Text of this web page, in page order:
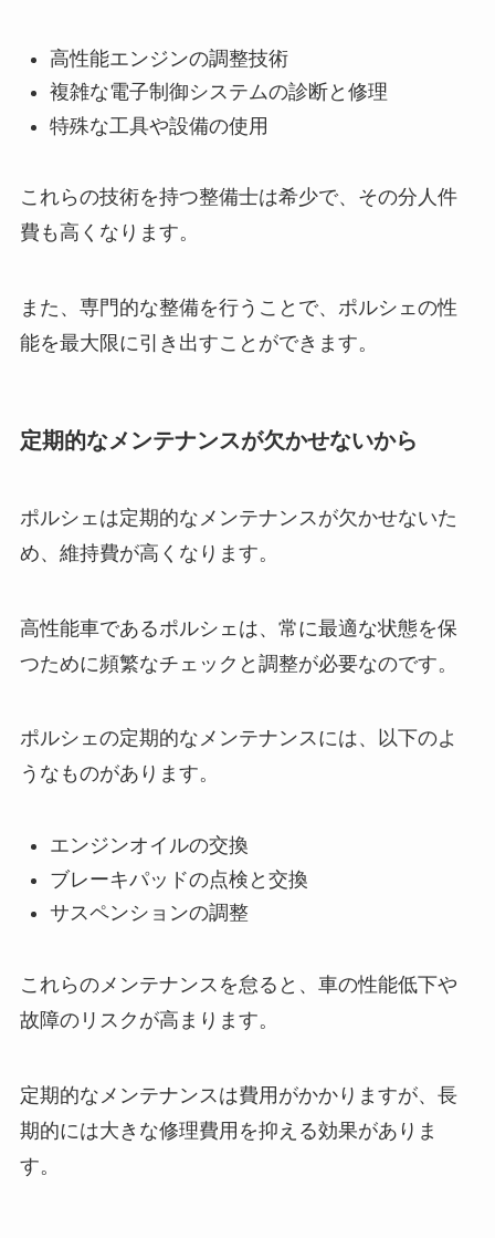
高性能エンジンの調整技術
複雑な電子制御システムの診断と修理
特殊な工具や設備の使用
これらの技術を持つ整備士は希少で、その分人件
費も高くなります。
また、専門的な整備を行うことで、ポルシェの性
能を最大限に引き出すことができます。
定期的なメンテナンスが欠かせないから
ポルシェは定期的なメンテナンスが欠かせないた
め、維持費が高くなります。
高性能車であるポルシェは、常に最適な状態を保
つために頻繁なチェックと調整が必要なのです。
ポルシェの定期的なメンテナンスには、以下のよ
うなものがあります。
エンジンオイルの交換
ブレーキパッドの点検と交換
サスペンションの調整
これらのメンテナンスを怠ると、車の性能低下や
故障のリスクが高まります。
定期的なメンテナンスは費用がかかりますが、長
期的には大きな修理費用を抑える効果がありま
す。